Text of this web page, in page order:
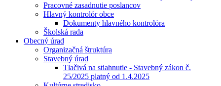
Pracovné zasadnutie poslancov
Hlavný kontrolór obce
Dokumenty hlavného kontrolóra
Školská rada
Obecný úrad
Organizačná štruktúra
Stavebný úrad
Tlačivá na stiahnutie - Stavebný zákon č.
25/2025 platný od 1.4.2025